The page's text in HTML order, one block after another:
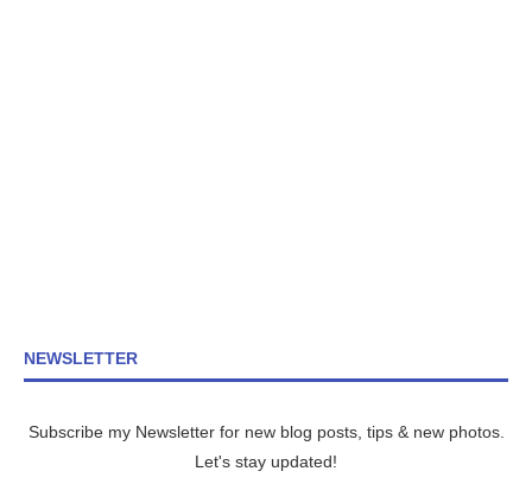
NEWSLETTER
Subscribe my Newsletter for new blog posts, tips & new photos.
Let's stay updated!